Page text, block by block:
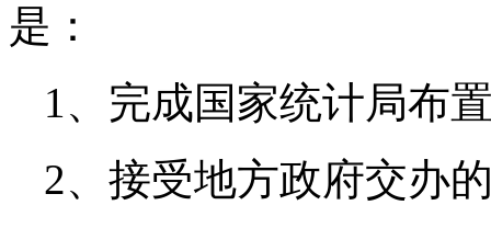
是：
1、完成国家统计局布
2、接受地方政府交办